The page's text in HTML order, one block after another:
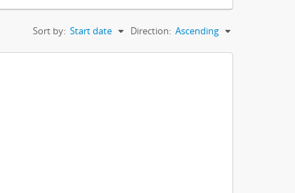
Sort by: Start date Direction: Ascending